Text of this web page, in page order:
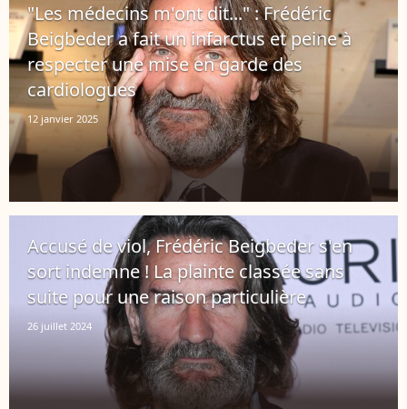
"Les médecins m'ont dit..." : Frédéric
Beigbeder a fait un infarctus et peine à
respecter une mise en garde des
cardiologues
12 janvier 2025
Accusé de viol, Frédéric Beigbeder s'en
sort indemne ! La plainte classée sans
suite pour une raison particulière
26 juillet 2024